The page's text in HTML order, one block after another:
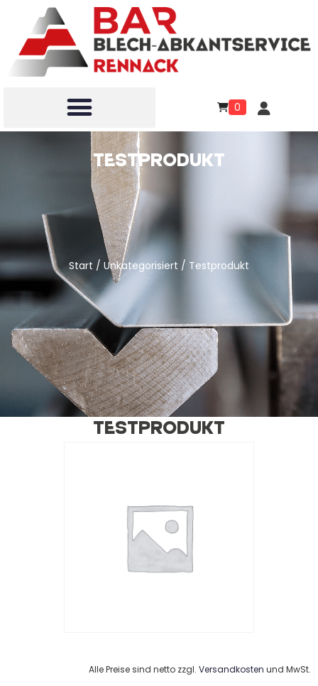
0
Testprodukt
Start / Unkategorisiert / Testprodukt
Testprodukt
Alle Preise sind netto zzgl. Versandkosten und MwSt.